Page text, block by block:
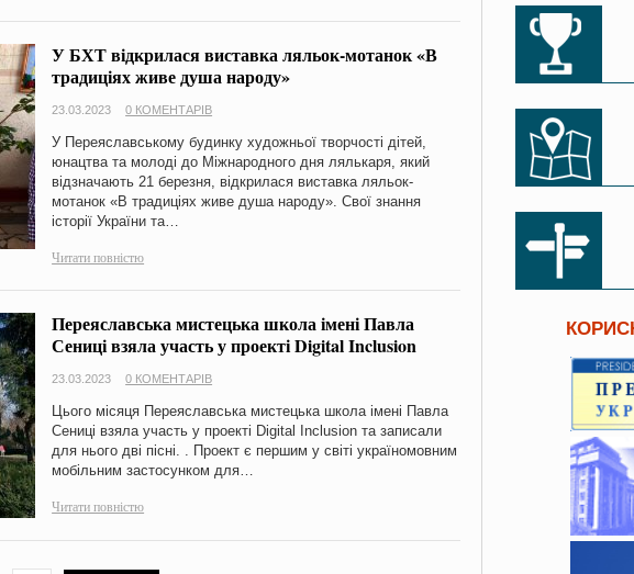
У БХТ відкрилася виставка ляльок-мотанок «В
традиціях живе душа народу»
23.03.2023 0 КОМЕНТАРІВ
У Переяславському будинку художньої творчості дітей,
юнацтва та молоді до Міжнародного дня лялькаря, який
відзначають 21 березня, відкрилася виставка ляльок-
мотанок «В традиціях живе душа народу». Свої знання
історії України та…
Читати повністю
Переяславська мистецька школа імені Павла
Сениці взяла участь у проекті Digital Inclusion
23.03.2023 0 КОМЕНТАРІВ
Цього місяця Переяславська мистецька школа імені Павла
Сениці взяла участь у проекті Digital Inclusion та записали
для нього дві пісні. . Проект є першим у світі україномовним
мобільним застосунком для…
Читати повністю